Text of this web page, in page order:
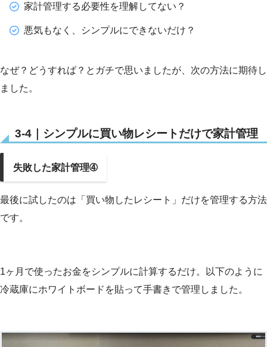
家計管理する必要性を理解してない？
悪気もなく、シンプルにできないだけ？
なぜ？どうすれば？とガチで思いましたが、次の方法に期待し
ました。
3-4｜シンプルに買い物レシートだけで家計管理
失敗した家計管理➃
最後に試したのは「買い物したレシート」だけを管理する方法
です。
1ヶ月で使ったお金をシンプルに計算するだけ。以下のように
冷蔵庫にホワイトボードを貼って手書きで管理しました。